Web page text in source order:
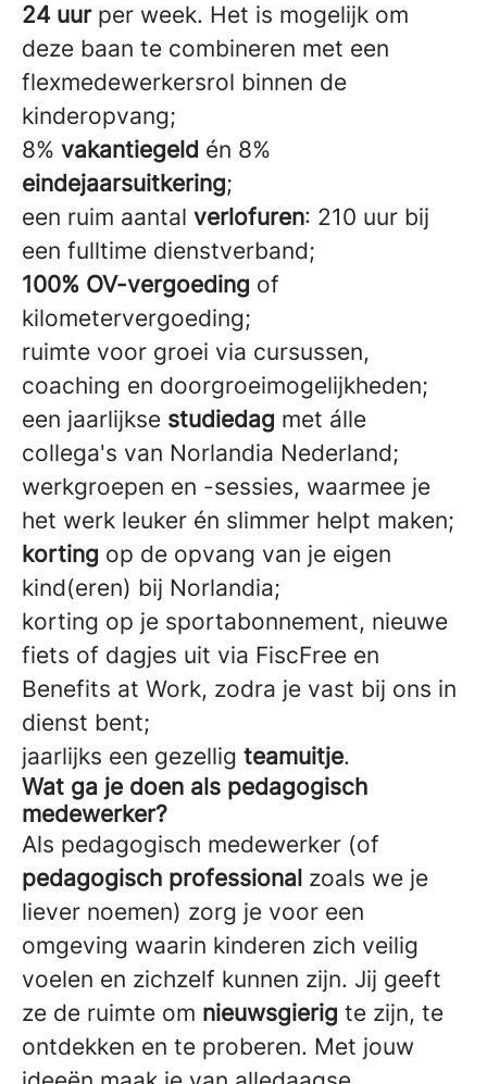
24 uurper week. Het is mogelijk om
deze baan te combineren met een
flexmedewerkersrol binnen de
kinderopvang;
8% vakantiegeld én 8%
eindejaarsuitkering;
een ruim aantal verlofuren: 210 uur bij
een fulltime dienstverband;
100% OV-vergoeding of
kilometervergoeding;
ruimte voor groei via cursussen,
coaching en doorgroeimogelijkheden;
een jaarlijkse studiedag met álle
collega's van Norlandia Nederland;
werkgroepen en -sessies, waarmee je
het werk leuker én slimmer helpt maken;
korting op de opvang van je eigen
kind(eren) bij Norlandia;
korting op je sportabonnement, nieuwe
fiets of dagjes uit via FiscFree en
Benefits at Work, zodra je vast bij ons in
dienst bent;
jaarlijks een gezellig teamuitje.
Wat ga je doen als pedagogisch
medewerker?
Als pedagogisch medewerker (of
pedagogisch professional zoals we je
liever noemen) zorg je voor een
omgeving waarin kinderen zich veilig
voelen en zichzelf kunnen zijn. Jij geeft
ze de ruimte om nieuwsgierig te zijn, te
ontdekken en te proberen. Met jouw